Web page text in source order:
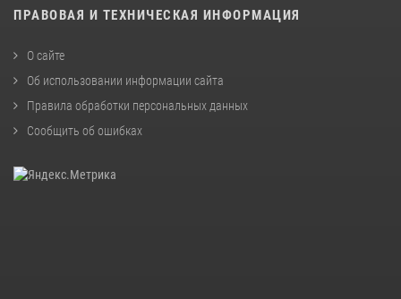
ПРАВОВАЯ И ТЕХНИЧЕСКАЯ ИНФОРМАЦИЯ
О сайте
Об использовании информации сайта
Правила обработки персональных данных
Сообщить об ошибках